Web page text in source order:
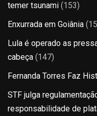
temer tsunami (153)
Enxurrada em Goiânia
Lula é operado as
cabeça (147)
Fernanda Torres Faz
STF julga
responsabilidade de